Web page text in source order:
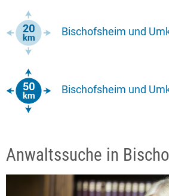
Bischofsheim und
Bischofsheim und
Anwaltssuche in